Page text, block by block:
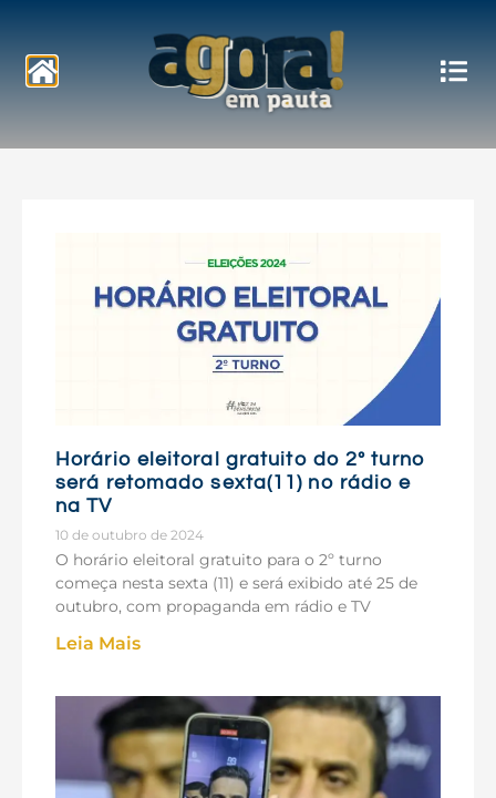
Notícias
Horário eleitoral gratuito do 2º turno
será retomado sexta(11) no rádio e
na TV
10 de outubro de 2024
O horário eleitoral gratuito para o 2º turno
começa nesta sexta (11) e será exibido até 25 de
outubro, com propaganda em rádio e TV
Leia Mais